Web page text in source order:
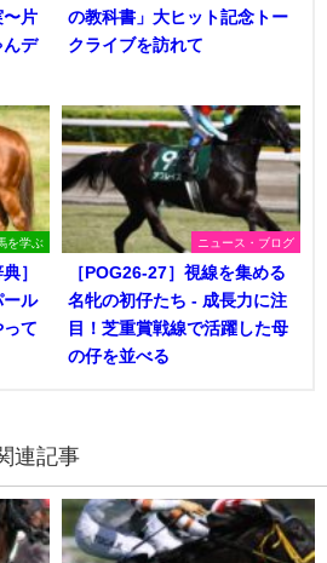
〜片
んデ
の教科書」大ヒット記念トー
クライブを訪れて
を学ぶ
］
ール
て
ニュース・ブログ
［POG26-27］視線を集める
名牝の初仔たち - 成長力に注
目！芝重賞戦線で活躍した母
の仔を並べる
連記事